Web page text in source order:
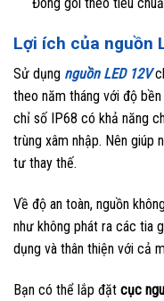
Lợi ích của nguồn
Sử dụng nguồn LED 12V
theo năm tháng với độ
chỉ số IP68 có khả năng
trùng xâm nhập. Nên
tư thay thế.
Về độ an toàn, nguồn
như không phát ra các tia
dụng và thân thiện với cả
Bạn có thể lắp đặt cục